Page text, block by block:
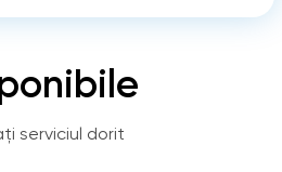
serviciul dorit